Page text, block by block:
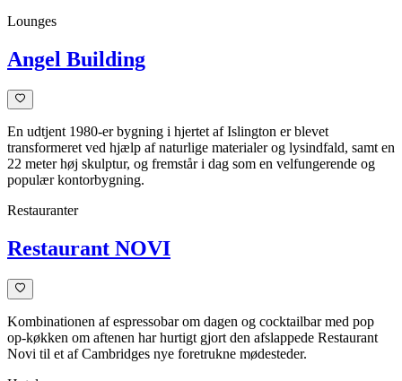
Lounges
Angel Building
En udtjent 1980-er bygning i hjertet af Islington er blevet
transformeret ved hjælp af naturlige materialer og lysindfald, samt en
22 meter høj skulptur, og fremstår i dag som en velfungerende og
populær kontorbygning.
Restauranter
Restaurant NOVI
Kombinationen af espressobar om dagen og cocktailbar med pop
op-køkken om aftenen har hurtigt gjort den afslappede Restaurant
Novi til et af Cambridges nye foretrukne mødesteder.